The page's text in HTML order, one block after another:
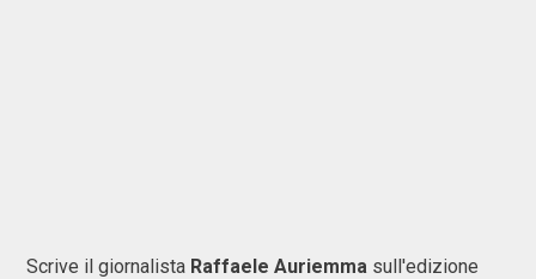
Scrive il giornalista Raffaele Auriemma sull'edizione